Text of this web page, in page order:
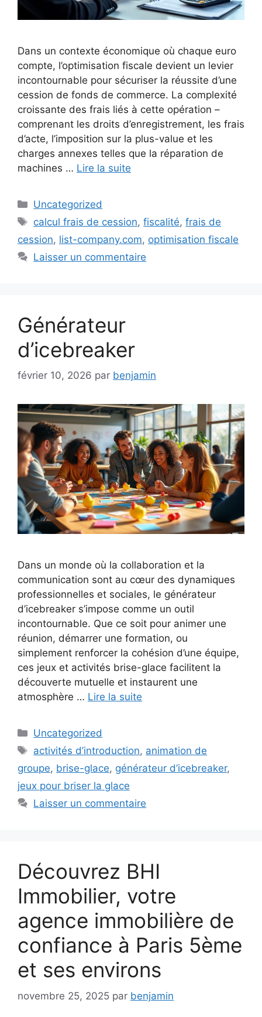
Dans un contexte économique où chaque euro
compte, l’optimisation fiscale devient un levier
incontournable pour sécuriser la réussite d’une
cession de fonds de commerce. La complexité
croissante des frais liés à cette opération –
comprenant les droits d’enregistrement, les frais
d’acte, l’imposition sur la plus-value et les
charges annexes telles que la réparation de
machines … Lire la suite
Catégories
Uncategorized
Étiquettes
calcul frais de cession,fiscalité,frais de
cession, list-company.com, optimisation fiscale
Laisser un commentaire
Générateur
d’icebreaker
février 10, 2026 par benjamin
Dans un monde où la collaboration et la
communication sont au cœur des dynamiques
professionnelles et sociales, le générateur
d’icebreaker s’impose comme un outil
incontournable. Que ce soit pour animer une
réunion, démarrer une formation, ou
simplement renforcer la cohésion d’une équipe,
ces jeux et activités brise-glace facilitent la
découverte mutuelle et instaurent une
atmosphère … Lire la suite
Catégories
Uncategorized
Étiquettes
activités d’introduction, animation de
groupe, brise-glace, générateur d’icebreaker,
jeux pour briser la glace
Laisser un commentaire
Découvrez BHI
Immobilier, votre
agence immobilière de
confiance à Paris 5ème
et ses environs
novembre 25, 2025 par benjamin